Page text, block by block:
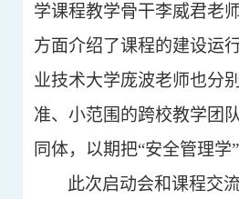
学课程教学骨干李威君老
方面介绍了课程的建设运
业技术大学庞波老师也分
准、小范围的跨校教学团
同体，以期把“安全管理
此次启动会和课程交